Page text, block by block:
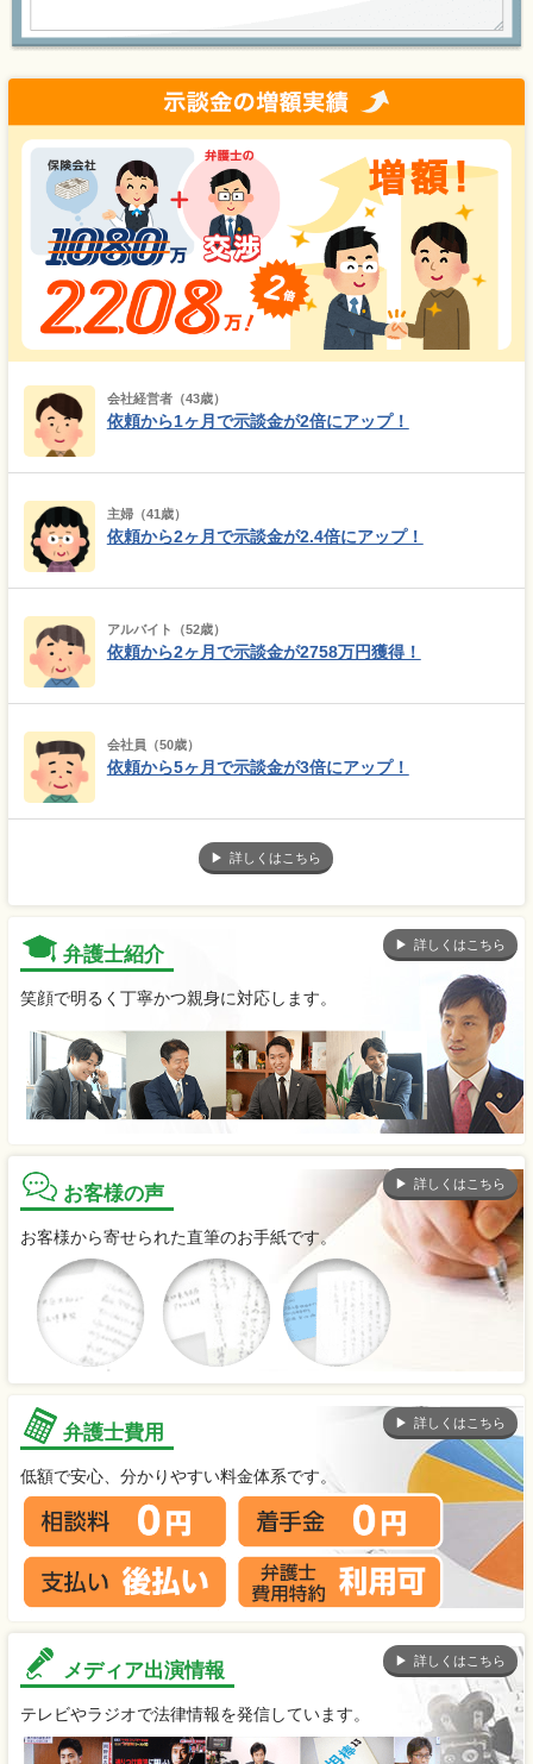
会社経営者（43歳）
依頼から1ヶ月で示談金が2倍にアップ！
主婦（41歳）
依頼から2ヶ月で示談金が2.4倍にアップ！
アルバイト（52歳）
依頼から2ヶ月で示談金が2758万円獲得！
会社員（50歳）
依頼から5ヶ月で示談金が3倍にアップ！
詳しくはこちら
弁護士紹介 詳しくはこちら
笑顔で明るく丁寧かつ親身に対応します。
お客様の声 詳しくはこちら
お客様から寄せられた直筆のお手紙です。
弁護士費用 詳しくはこちら
低額で安心、分かりやすい料金体系です。
メディア出演情報 詳しくはこちら
テレビやラジオで法律情報を発信しています。